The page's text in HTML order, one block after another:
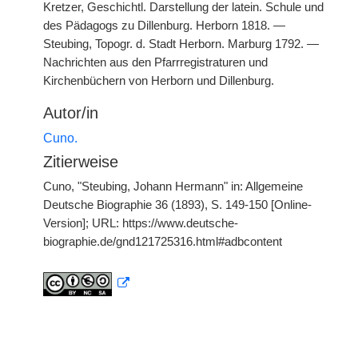
Kretzer, Geschichtl. Darstellung der latein. Schule und
des Pädagogs zu Dillenburg. Herborn 1818. —
Steubing, Topogr. d. Stadt Herborn. Marburg 1792. —
Nachrichten aus den Pfarrregistraturen und
Kirchenbüchern von Herborn und Dillenburg.
Autor/in
Cuno.
Zitierweise
Cuno, "Steubing, Johann Hermann" in: Allgemeine
Deutsche Biographie 36 (1893), S. 149-150 [Online-
Version]; URL: https://www.deutsche-
biographie.de/gnd121725316.html#adbcontent